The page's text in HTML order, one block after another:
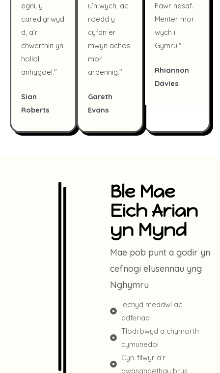
egni, y
caredigrwyd
d, a’r
chwerthin yn
hollol
anhygoel."
Sian
Roberts
u’n wych, ac
roedd y
cyfan er
mwyn achos
mor
arbennig."
Gareth
Evans
Fawr nesaf.
Menter mor
wych i
Gymru."
Rhiannon
Davies
Ble Mae
Eich Arian
yn Mynd
Mae pob punt a godir yn
cefnogi elusennau yng
Nghymru
Iechyd meddwl ac
adferiad
Tlodi bwyd a chymorth
cymunedol
Cyn-filwyr a’r
gwasanaethau brys